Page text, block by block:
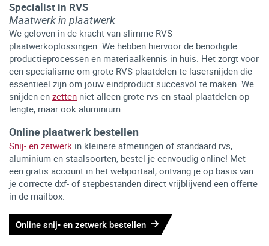
Specialist in RVS
Maatwerk in plaatwerk
We geloven in de kracht van slimme RVS-
plaatwerkoplossingen. We hebben hiervoor de benodigde
productieprocessen en materiaalkennis in huis. Het zorgt voor
een specialisme om grote RVS-plaatdelen te lasersnijden die
essentieel zijn om jouw eindproduct succesvol te maken. We
snijden en zetten niet alleen grote rvs en staal plaatdelen op
lengte, maar ook aluminium.
Online plaatwerk bestellen
Snij- en zetwerk in kleinere afmetingen of standaard rvs,
aluminium en staalsoorten, bestel je eenvoudig online! Met
een gratis account in het webportaal, ontvang je op basis van
je correcte dxf- of stepbestanden direct vrijblijvend een offerte
in de mailbox.
Online snij- en zetwerk bestellen